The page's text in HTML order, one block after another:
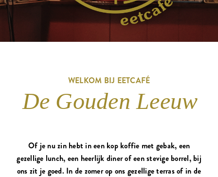
WELKOM BIJ EETCAFÉ
De Gouden Leeuw
Of je nu zin hebt in een kop koffie met gebak, een
gezellige lunch, een heerlijk diner of een stevige borrel, bij
ons zit je goed. In de zomer op ons gezellige terras of in de